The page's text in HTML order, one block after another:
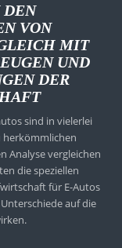
VON
MIT
UND
DER
sind in vielerlei
herkömmlichen
Analyse vergleichen
die speziellen
für E-Autos
auf die